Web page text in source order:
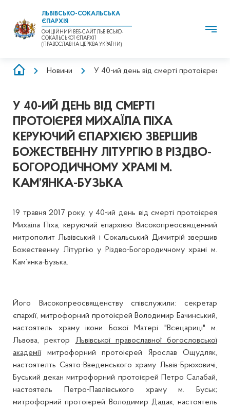
ЛЬВІВСЬКО-СОКАЛЬСЬКА
ЄПАРХІЯ
ОФІЦІЙНИЙ ВЕБ-САЙТ ЛЬВІВСЬКО-
СОКАЛЬСЬКОЇ ЄПАРХІЇ
(ПРАВОСЛАВНА ЦЕРКВА УКРАЇНИ)
РЯДОК
Новини У 40-ий день від смерті протоієрея
У 40-ИЙ ДЕНЬ ВІД СМЕРТІ
ПРОТОІЄРЕЯ МИХАЇЛА ПІХА
КЕРУЮЧИЙ ЄПАРХІЄЮ ЗВЕРШИВ
БОЖЕСТВЕННУ ЛІТУРГІЮ В РІЗДВО-
БОГОРОДИЧНОМУ ХРАМІ М.
КАМ’ЯНКА-БУЗЬКА
19 травня 2017 року, у 40-ий день від смерті протоієрея
Михаїла Піха, керуючий єпархією Високопреосвященний
митрополит Львівський і Сокальський Димитрій звершив
Божественну Літургію у Різдво-Богородичному храмі м.
Кам’янка-Бузька.
Його Високопреосвященству співслужили: секретар
єпархії, митрофорний протоієрей Володимир Бачинський,
настоятель храму ікони Божої Матері "Всецариці" м.
Львова, ректор Львівської православної богословської
академії митрофорний протоієрей Ярослав Ощудляк,
настоятелть Свято-Введенського храму Львів-Брюховичі,
Буський декан митрофорний протоієрей Петро Салабай,
настоятель Петро-Павлівського храму м. Буськ;
митрофорний протоієрей Володимир Дадак, настоятель